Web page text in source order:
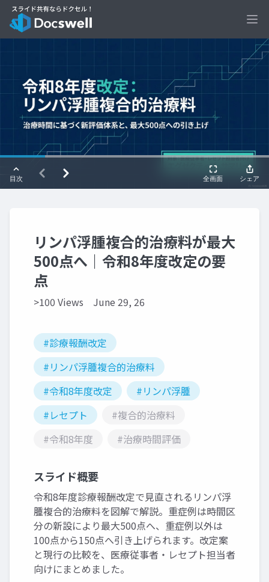
リンパ浮腫複合的治療料が最大
500点へ｜令和8年度改定の要
点
>100 Views June 29, 26
#診療報酬改定
#リンパ浮腫複合的治療料
#令和8年度改定
#リンパ浮腫
#レセプト
#複合的治療料
#令和8年度
#治療時間評価
スライド概要
令和8年度診療報酬改定で見直されるリンパ浮
腫複合的治療料を図解で解説。重症例は時間区
分の新設により最大500点へ、重症例以外は
100点から150点へ引き上げられます。改定案
と現行の比較を、医療従事者・レセプト担当者
向けにまとめました。